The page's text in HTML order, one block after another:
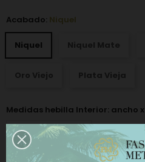
Acabado: Niquel
Niquel
Medidas hebilla Interior: ancho